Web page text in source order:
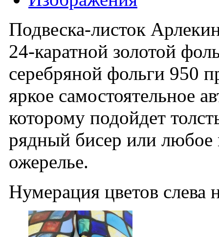
Подвеска-листок
24-каратной золотой
серебряной фольги 950
яркое самостоятельное
которому подойдет
рядный бисер или любое
ожерелье.
Нумерация цветов слева